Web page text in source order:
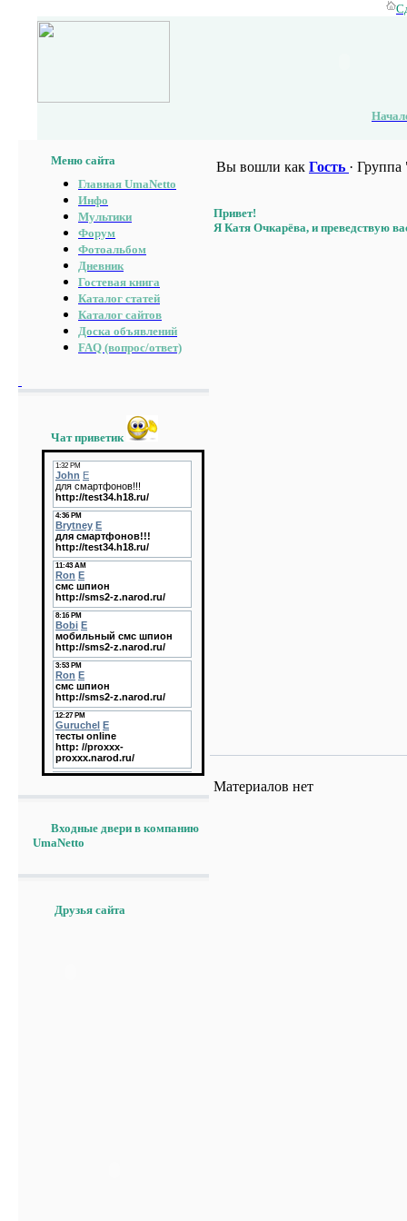
Меню сайта
Главная UmaNetto
Инфо
Мультики
Форум
Фотоальбом
Дневник
Гостевая книга
Каталог статей
Каталог сайтов
Доска объявлений
FAQ (вопрос/ответ)
Чат приветик
Входные двери в компанию
UmaNetto
Друзья сайта
Вы вошли как Гость · Группа
Привет!
Я Катя Очкарёва, и преведствую
Материалов нет